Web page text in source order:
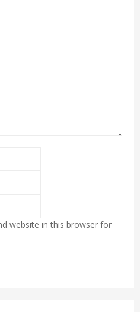
website in this browser for